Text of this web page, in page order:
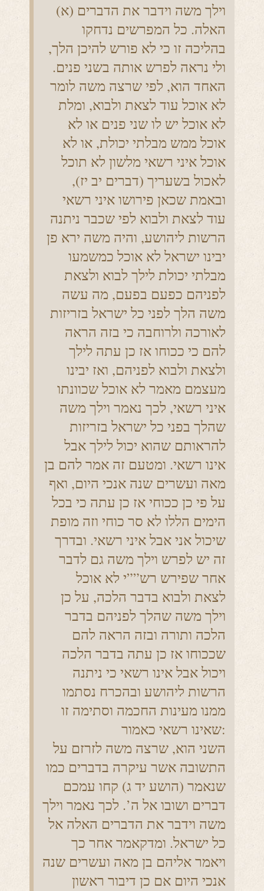
(א) וילך משה וידבר את הדברים
האלה. כל המפרשים נדחקו
בהליכה זו כי לא פורש להיכן הלך,
ולי נראה לפרש אותה בשני פנים.
האחד הוא, לפי שרצה משה לומר
לא אוכל עוד לצאת ולבוא, ומלת
לא אוכל יש לו שני פנים או לא
אוכל ממש מבלתי יכולת, או לא
אוכל איני רשאי מלשון לא תוכל
לאכול בשעריך (דברים יב יז),
ובאמת שכאן פירושו איני רשאי
עוד לצאת ולבוא לפי שכבר ניתנה
הרשות ליהושע, והיה משה ירא פן
יבינו ישראל לא אוכל כמשמעו
מבלתי יכולת לילך לבוא ולצאת
לפניהם כפעם בפעם, מה עשה
משה הלך לפני כל ישראל בזריזות
לאורכה ולרוחבה כי בזה הראה
להם כי ככוחו אז כן עתה לילך
ולצאת ולבוא לפניהם, ואז יבינו
מעצמם מאמר לא אוכל שכוונתו
איני רשאי, לכך נאמר וילך משה
שהלך בפני כל ישראל בזריזות
להראותם שהוא יכול לילך אבל
אינו רשאי. ומטעם זה אמר להם בן
מאה ועשרים שנה אנכי היום, ואף
על פי כן ככוחי אז כן עתה כי בכל
הימים הללו לא סר כוחי וזה מופת
שיכול אני אבל איני רשאי. ובדרך
זה יש לפרש וילך משה גם לדבר
אחר שפירש רש””י לא אוכל
לצאת ולבוא בדבר הלכה, על כן
וילך משה שהלך לפניהם בדבר
הלכה ותורה ובזה הראה להם
שככוחו אז כן עתה בדבר הלכה
ויכול אבל אינו רשאי כי ניתנה
הרשות ליהושע ובהכרח נסתמו
ממנו מעינות החכמה וסתימה זו
שאינו רשאי כאמור:
השני הוא, שרצה משה לזרזם על
התשובה אשר עיקרה בדברים כמו
שנאמר (הושע יד ג) קחו עמכם
דברים ושובו אל ה’. לכך נאמר וילך
משה וידבר את הדברים האלה אל
כל ישראל. ומדקאמר אחר כך
ויאמר אליהם בן מאה ועשרים שנה
אנכי היום אם כן דיבור ראשון